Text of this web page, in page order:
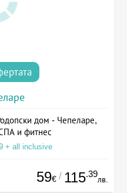
дом - Чепеларе,
и фитнес
+ all inclusive
59€ / 115.39
лв.